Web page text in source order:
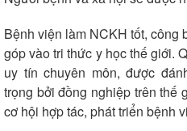
Bệnh viện làm NCKH tốt, công
góp vào tri thức y học thế giới.
uy tín chuyên môn, được
trọng bởi đồng nghiệp trên thế
cơ hội hợp tác, phát triển bệnh